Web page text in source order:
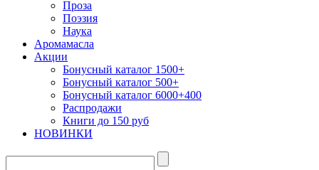
Проза
Поэзия
Наука
Аромамасла
Акции
Бонусный каталог 1500+
Бонусный каталог 500+
Бонусный каталог 6000+400
Распродажи
Книги до 150 руб
НОВИНКИ